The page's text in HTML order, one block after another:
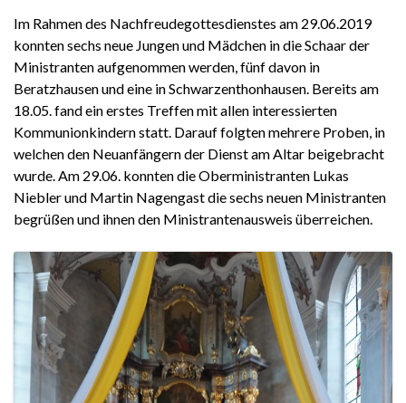
Im Rahmen des Nachfreudegottesdienstes am 29.06.2019
konnten sechs neue Jungen und Mädchen in die Schaar der
Ministranten aufgenommen werden, fünf davon in
Beratzhausen und eine in Schwarzenthonhausen. Bereits am
18.05. fand ein erstes Treffen mit allen interessierten
Kommunionkindern statt. Darauf folgten mehrere Proben, in
welchen den Neuanfängern der Dienst am Altar beigebracht
wurde. Am 29.06. konnten die Oberministranten Lukas
Niebler und Martin Nagengast die sechs neuen Ministranten
begrüßen und ihnen den Ministrantenausweis überreichen.